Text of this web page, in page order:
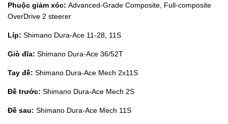
Phuộc giảm xóc: Advanced-Grade Composite, Full-composite
OverDrive 2 steerer
Líp: Shimano Dura-Ace 11-28, 11S
Giò đĩa: Shimano Dura-Ace 36/52T
Tay đề: Shimano Dura-Ace Mech 2x11S
Đề trước: Shimano Dura-Ace Mech 2S
Đề sau: Shimano Dura-Ace Mech 11S